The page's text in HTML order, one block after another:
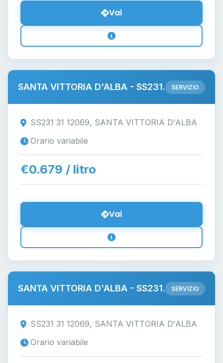
Vai
SANTA VITTORIA D'ALBA - SS231. SERVIZIO
SS231 31 12069, SANTA VITTORIA D'ALBA
Orario variabile
€0.679 / litro
Vai
SANTA VITTORIA D'ALBA - SS231. SERVIZIO
SS231 31 12069, SANTA VITTORIA D'ALBA
Orario variabile